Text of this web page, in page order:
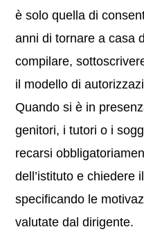
è solo quella di
anni di tornare a casa
compilare,
il modello di
Quando si è in
genitori, i tutori o i
recarsi
dell’istituto e chiedere
specificando le
valutate dal dirigente.